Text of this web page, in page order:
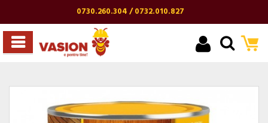
0730.260.304 / 0732.010.827